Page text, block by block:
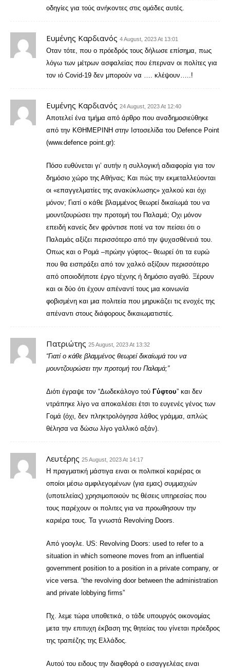
οδηγίες για τούς ανήκοντες στις ομάδες αυτές.
Ευμένης Καρδιανός 4 August, 2023 At 13:01
Οταν τότε, που ο πρόεδρός τους δήλωσε επίσημα, πως
λόγω των μέτρων ασφαλείας που έπερναν οι πολίτες για
τον ιό Covid-19 δεν μπορούν να …. κλέψουν…..!
Ευμένης Καρδιανός 24 August, 2023 At 12:40
Αποτελεί ένα τμήμα από άρθρο που αναδημοσιεύθηκε
από την ΚΘΗΜΕΡΙΝΗ στην Ιστοσελίδα του Defence Point
(www.defence point.gr):
Πόσο ευθύνεται γι’ αυτήν η συλλογική αδιαφορία για τον
δημόσιο χώρο της Αθήνας; Και πώς την εκμεταλλεύονται
οι «επαγγελματίες της ανακύκλωσης» χαλκού και όχι
μόνον; Γιατί ο κάθε βλαμμένος θεωρεί δικαίωμά του να
μουντζουρώσει την προτομή του Παλαμά; Οχι μόνον
επειδή κανείς δεν φρόντισε ποτέ να τον πείσει ότι ο
Παλαμάς αξίζει περισσότερο από την ψυχασθένειά του.
Οπως και ο Ρομά –πρώην γύφτος– θεωρεί ότι τα ευρώ
που θα εισπράξει από τον χαλκό αξίζουν περισσότερο
από οποιοδήποτε έργο τέχνης ή δημόσιο αγαθό. Ξέρουν
και οι δύο ότι έχουν απέναντί τους μια κοινωνία
φοβισμένη και μια πολιτεία που μηρυκάζει τις ενοχές της
απέναντι στους διάφορους δικαιωματιστές.
Πατριώτης 25 August, 2023 At 13:32
“Γιατί ο κάθε βλαμμένος θεωρεί δικαίωμά του να
μουντζουρώσει την προτομή του Παλαμά;”
Διότι έγραψε τον “Δωδεκάλογο τού Γύφτου” και δεν
ντράπηκε λίγο να αποκαλέσει έτσι το ευγενές γένος των
Γομά (όχι, δεν πληκτρολόγησα λάθος γράμμα, απλώς
θέλησα να δώσω λίγο γαλλικό αξάν).
Λευτέρης 25 August, 2023 At 14:17
Η πραγματική μάστιγα ειναι οι πολιτικοί καριέρας οι
οποίοι μέσω αμφιλεγομένων (για εμας) συμμαχιών
(υποτελείας) χρησιμοποιούν τις θέσεις υπηρεσίας που
τους παρέχουν οι πολιτες για να προωθησουν την
καριέρα τους. Τα γνωστά Revolving Doors.
Από γοογλε. US: Revolving Doors: used to refer to a
situation in which someone moves from an influential
government position to a position in a private company, or
vice versa. “the revolving door between the administration
and private lobbying firms”
Πχ. λεμε τώρα υποθετικά, ο τάδε υπουργός οικονομίας
μετα την επιτυχη έκβαση της θητείας του γίνεται πρόεδρος
της τραπέζης της Ελλάδος.
Αυτού του ειδους την διαφθορά ο εισαγγελέας ειναι